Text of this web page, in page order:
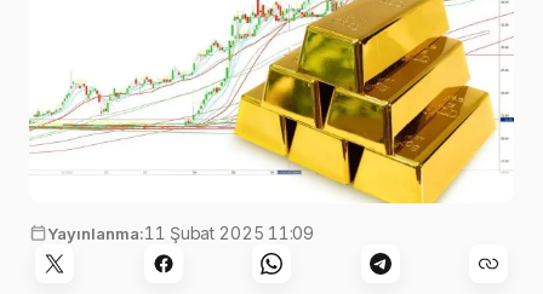
Yayınlanma:11 Şubat 2025 11:09